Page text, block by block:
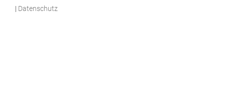
| Datenschutz